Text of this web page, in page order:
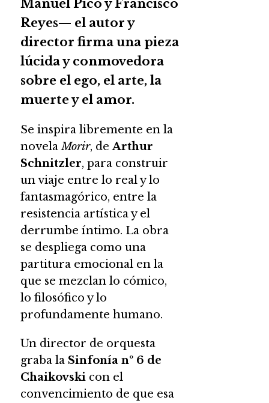
Manuel Pico y Francisco
Reyes— el autor y
director firma una pieza
lúcida y conmovedora
sobre el ego, el arte, la
muerte y el amor.
Se inspira libremente en la
novelaMorir, deArthur
Schnitzler, para construir
un viaje entre lo real y lo
fantasmagórico, entre la
resistencia artística y el
derrumbe íntimo. La obra
se despliega como una
partitura emocional en la
que se mezclan lo cómico,
lo filosófico y lo
profundamente humano.
Un director de orquesta
graba la Sinfonía nº 6 de
Chaikovskicon el
convencimiento de que esa